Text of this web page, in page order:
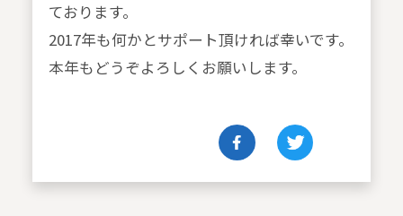
ております。
2017年も何かとサポート頂ければ幸いです。
本年もどうぞよろしくお願いします。